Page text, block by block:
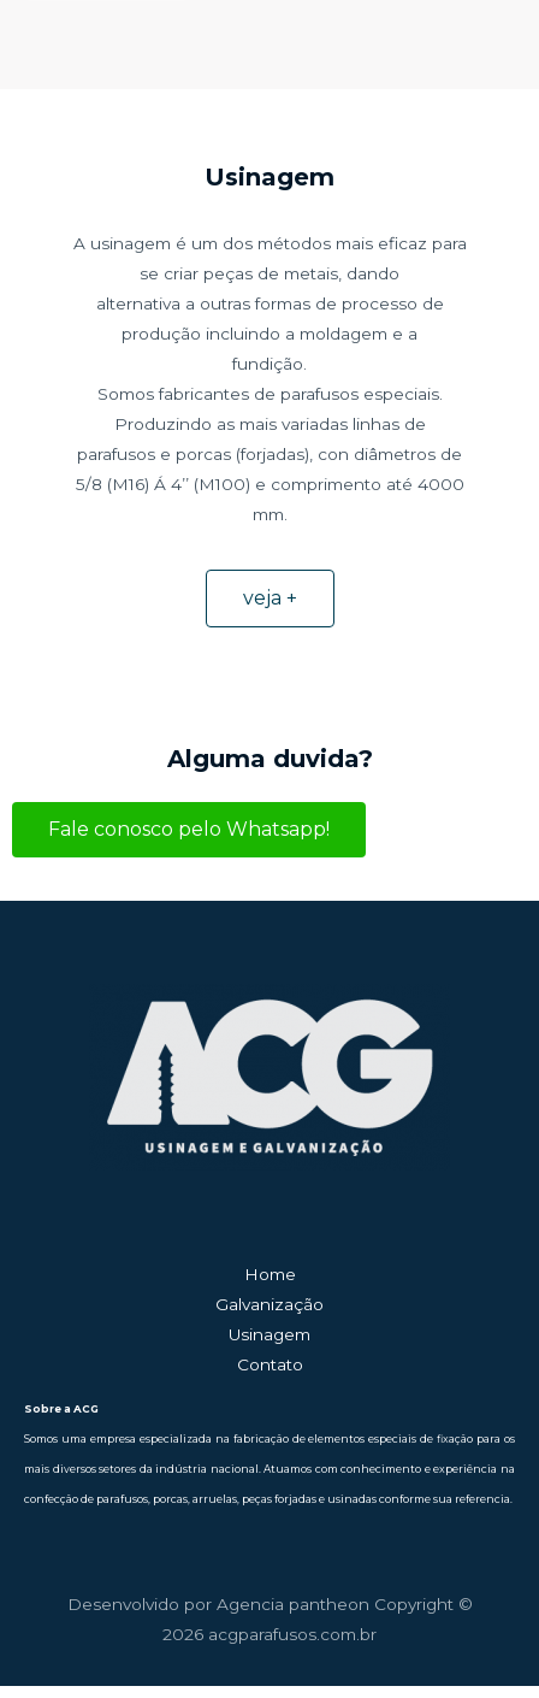
Usinagem
A usinagem é um dos métodos mais eficaz para
se criar peças de metais, dando
alternativa a outras formas de processo de
produção incluindo a moldagem e a
fundição.
Somos fabricantes de parafusos especiais.
Produzindo as mais variadas linhas de
parafusos e porcas (forjadas), con diâmetros de
5/8 (M16) Á 4’’ (M100) e comprimento até 4000
mm.
veja +
Alguma duvida?
Fale conosco pelo Whatsapp!
Home
Galvanização
Usinagem
Contato
Sobre a ACG
Somos uma empresa especializada na fabricação de elementos especiais de fixação para os
mais diversos setores da indústria nacional. Atuamos com conhecimento e experiência na
confecção de parafusos, porcas, arruelas, peças forjadas e usinadas conforme sua referencia.
Desenvolvido por Agencia pantheon Copyright ©
2026 acgparafusos.com.br